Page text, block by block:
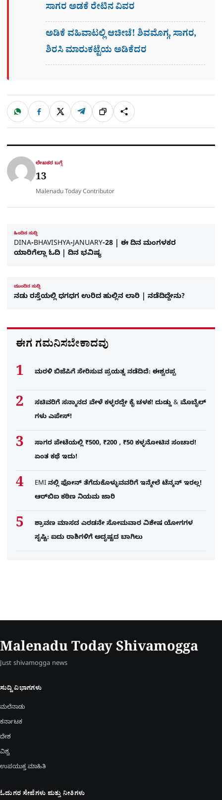
ಸಾಗರ ಅಡಕೆ ರೇಟಿನ ವಿವರ
ಅಡಿಕೆ ವಹಿವಾಟಲ್ಲಿ ಆಚೀಚೆ! ಶಿವಮೊಗ್ಗ, ಸಾಗರ,
ಶಿರಸಿ ಮಾರುಕಟ್ಟೆಯ ಅಡಿಕೆದರ
ಹಂಚಿಕೊಳ್ಳಿ
W
a
t
p
F
c
e
o
X T
l
e
a
ಲಿಂ
ಕ್
S
h
a
ಲೇಖಕರ ಬಗ್ಗೆ
13
Malenadu Today Contributor
ಹಿಂದಿನ ಸುದ್ದಿ
DINA-BHAVISHYA-JANUARY-28 | ಈ ದಿನ ಮಂಗಳಕರ
ಯಾರಿಗೆಲ್ಲಾ ಓದಿ | ದಿನ ಭವಿಷ್ಯ
ಮುಂದಿನ ಸುದ್ದಿ
ನಡು ರಸ್ತೆಯಲ್ಲಿ ಧಗಧಗ ಉರಿದ ಹುಲ್ಲಿನ ಲಾರಿ | ನಡೆದಿದ್ದೇನು?
ಈಗ ಗಮನಿಸಬೇಕಾದವು
ಮರಳಿ ಬಿಜೆಪಿಗೆ ಸೇರಿಸುವ ಪ್ರಯತ್ನ ನಡೆದಿದೆ: ಈಶ್ವರಪ್ಪ
ಸಚಿವರಿಗೆ ಸನ್ಮಾನದ ವೇಳೆ ಕಳ್ಳರದ್ದೇ ಕೈ ಚಳಕ! ದುಡ್ಡು & ಮೊಬೈಲ್​
ಗಳು ಎಪೇಸ್!
ಸಾಗರ ಪೇಟೆಯಲ್ಲಿ ₹500, ₹200 , ₹50 ಕಳ್ಳನೋಟಿನ ಸಂಚಾರ!
ಏಂತ ಕಥೆ ಇದು!
EMI ನಲ್ಲಿ ಫೋನ್​ ತೆಗೆದುಕೊಳ್ಳುವವರಿಗೆ ಇನ್ಮೇಲೆ ಟೆನ್ಶನ್​ ಇರಲ್ಲ!
ಆರ್‌ಬಿಐ ಕಠಿಣ ನಿಯಮ ಜಾರಿ
ಶ್ರಾವಣ ಮಾಸದ ಎರಡನೇ ಸೋಮವಾರ ವಿಶೇಷ ಯೋಗಗಳ
ಸೃಷ್ಟಿ: ಐದು ರಾಶಿಗಳಿಗೆ ಅದೃಷ್ಟದ ಬಾಗಿಲು
Malenadu Today Shivamogga
Just shivamogga news
ಸುದ್ದಿ ವಿಭಾಗಗಳು
ಮಲೆನಾಡು
ಕರ್ನಾಟಕ
ದೇಶ
ವಿಶ್ವ
ಉಪಯುಕ್ತ ಮಾಹಿತಿ
ಓದುಗರ ಸೇವೆಗಳು ಮತ್ತು ನೀತಿಗಳು